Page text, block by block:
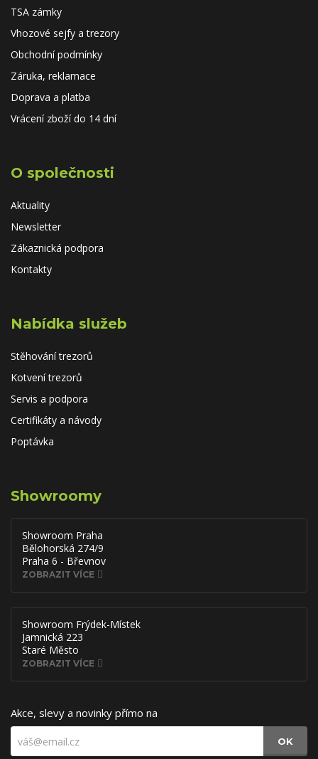
TSA zámky
Vhozové sejfy a trezory
Obchodní podmínky
Záruka, reklamace
Doprava a platba
Vrácení zboží do 14 dní
O společnosti
Aktuality
Newsletter
Zákaznická podpora
Kontakty
Nabídka služeb
Stěhování trezorů
Kotvení trezorů
Servis a podpora
Certifikáty a návody
Poptávka
Showroomy
Showroom Praha
Bělohorská 274/9
Praha 6 - Břevnov
ZOBRAZIT VÍCE
Showroom Frýdek-Místek
Jamnická 223
Staré Město
ZOBRAZIT VÍCE
Akce, slevy a novinky přímo na
OK